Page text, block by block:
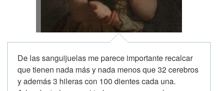
De las sanguijuelas me parece importante recalcar
que tienen nada más y nada menos que 32 cerebros
y además 3 hileras con 100 dientes cada una.